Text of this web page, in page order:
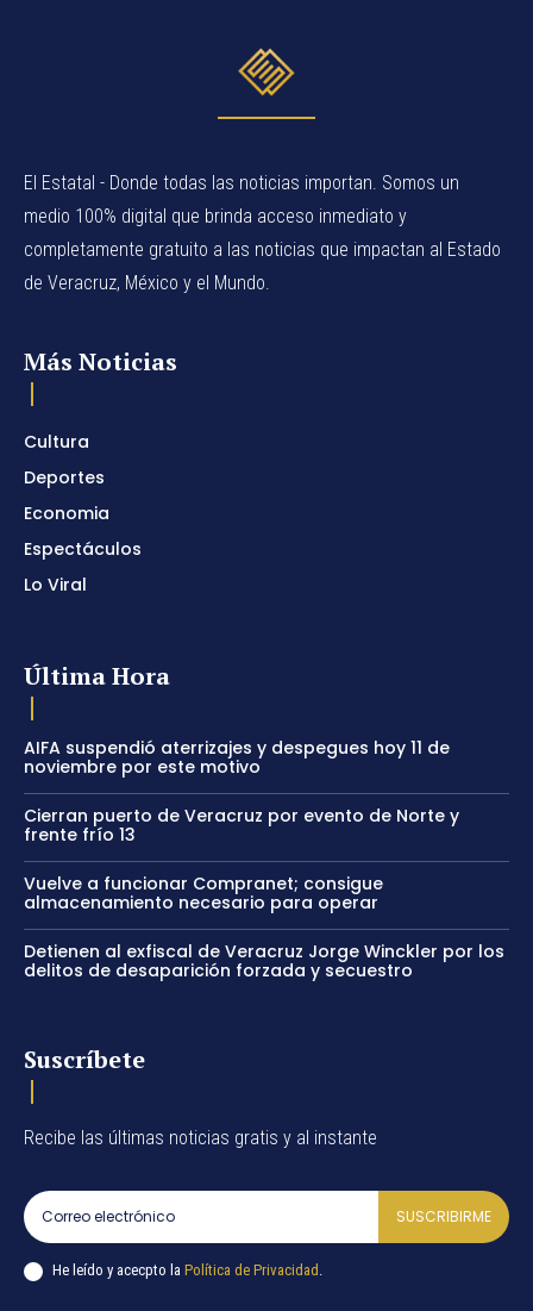
El Estatal - Donde todas las noticias importan. Somos un
medio 100% digital que brinda acceso inmediato y
completamente gratuito a las noticias que impactan al Estado
de Veracruz, México y el Mundo.
Más Noticias
Cultura
Deportes
Economia
Espectáculos
Lo Viral
Última Hora
AIFA suspendió aterrizajes y despegues hoy 11 de
noviembre por este motivo
Cierran puerto de Veracruz por evento de Norte y
frente frío 13
Vuelve a funcionar Compranet; consigue
almacenamiento necesario para operar
Detienen al exfiscal de Veracruz Jorge Winckler por los
delitos de desaparición forzada y secuestro
Suscríbete
Recibe las últimas noticias gratis y al instante
SUSCRIBIRME
He leído y acecpto la Política de Privacidad .